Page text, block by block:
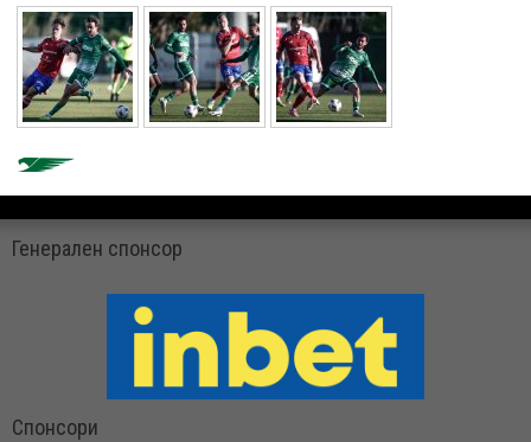
Генерален спонсор
Спонсори